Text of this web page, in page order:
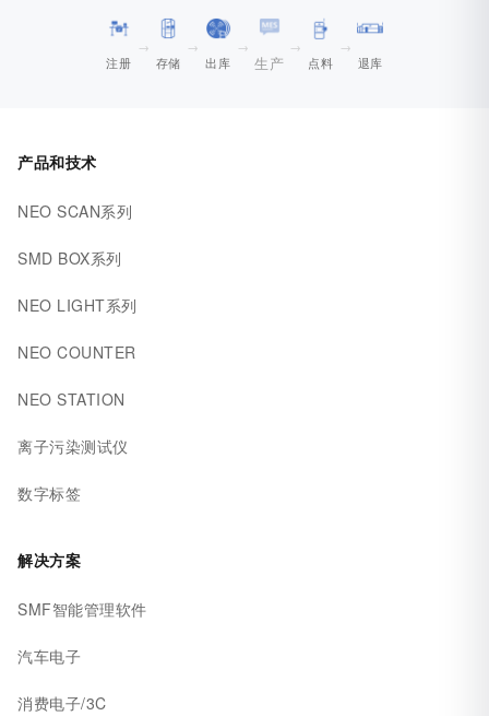
注册
→
存储
→
出库
→
生产
→
点料
→
退库
产品和技术
NEO SCAN系列
SMD BOX系列
NEO LIGHT系列
NEO COUNTER
NEO STATION
离子污染测试仪
数字标签
解决方案
SMF智能管理软件
汽车电子
消费电子/3C